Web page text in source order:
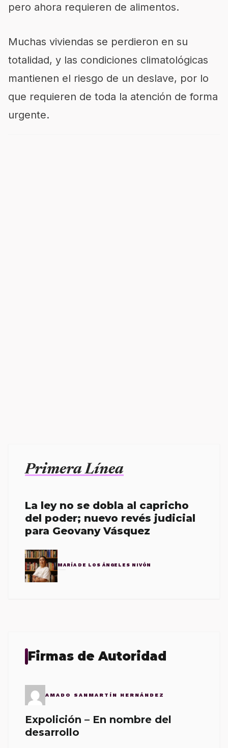
pero ahora requieren de alimentos.
Muchas viviendas se perdieron en su
totalidad, y las condiciones climatológicas
mantienen el riesgo de un deslave, por lo
que requieren de toda la atención de forma
urgente.
Primera Línea
La ley no se dobla al capricho
del poder; nuevo revés judicial
para Geovany Vásquez
MARÍA DE LOS ÁNGELES NIVÓN
Firmas de Autoridad
AMADO SANMARTÍN HERNÁNDEZ
Expolición – En nombre del
desarrollo